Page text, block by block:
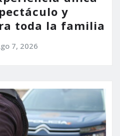
y
toda la familia
7, 2026